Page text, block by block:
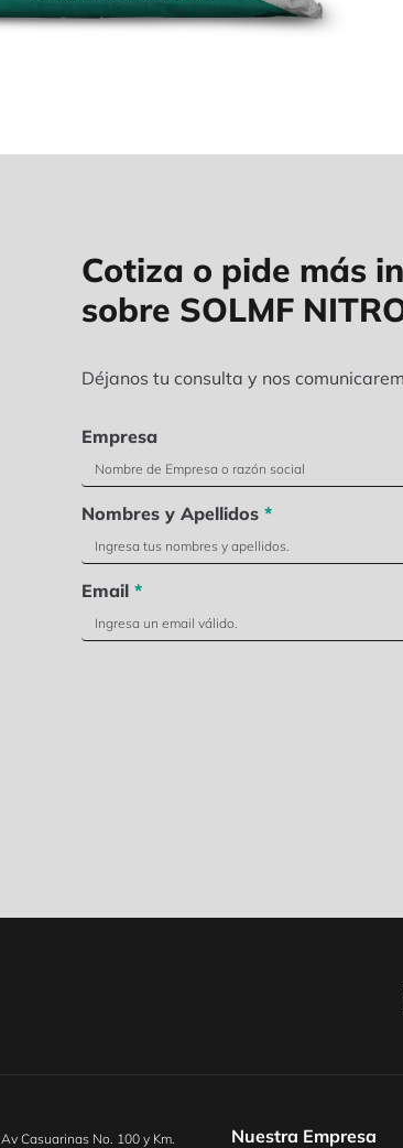
Cotiza o pide más
sobre SOLMF
Déjanos tu consulta y nos
Empresa
Nombres y Apellidos*
Email*
Av Casuarinas No. 100 y Km. Nuestra Empresa